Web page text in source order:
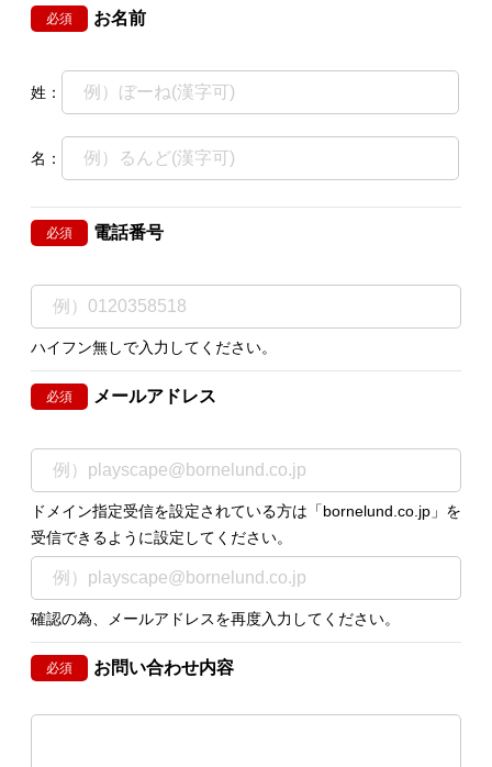
必須 お名前
姓：
名：
必須 電話番号
ハイフン無しで入力してください。
必須 メールアドレス
ドメイン指定受信を設定されている方は「bornelund.co.jp」を
受信できるように設定してください。
確認の為、メールアドレスを再度入力してください。
必須 お問い合わせ内容